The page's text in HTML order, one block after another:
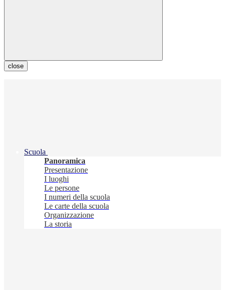
close
Scuola
Panoramica
Presentazione
I luoghi
Le persone
I numeri della scuola
Le carte della scuola
Organizzazione
La storia